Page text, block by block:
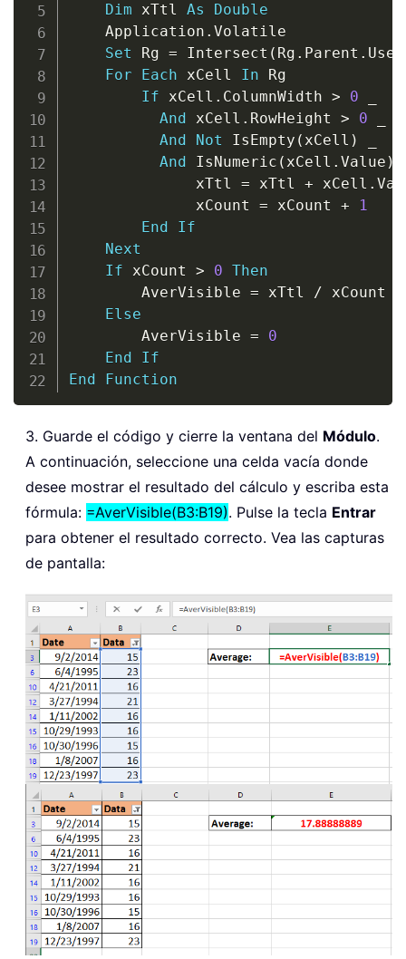
Dim xTtl As
Double
    Application
. Volatile
Set Rg = Intersect ( Rg . Parent .
For
Each xCell In Rg
If xCell . ColumnWidth > 0
And
xCell . RowHeight > 0
And
Not IsEmpty ( xCell )
And
IsNumeric ( xCell . Value )
              xTtl
= xTtl + xCell .
              xCount
= xCount +
1
End
If
Next
If xCount > 0 Then
        AverVisible
= xTtl / xCount
Else
        AverVisible
=
0
End
If
End
Function
3. Guarde el código y cierre la ventana del Módulo.
A continuación, seleccione una celda vacía donde
desee mostrar el resultado del cálculo y escriba esta
fórmula: =AverVisible(B3:B19). Pulse la tecla Entrar
para obtener el resultado correcto. Vea las capturas
de pantalla: